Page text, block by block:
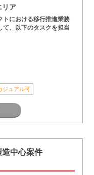
ア
トにおける移行推進業務
て、以下のタスクを担当
ジュアル可
造中心案件